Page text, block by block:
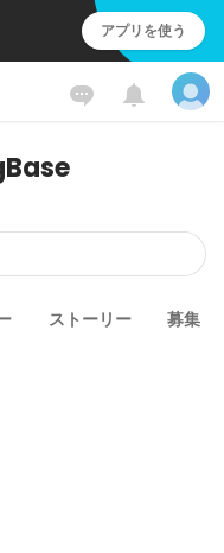
アプリを使う
ストーリー 募集